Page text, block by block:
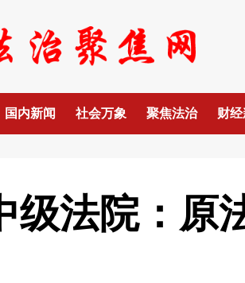
国内新闻 社会万象 聚焦法治 财
级法院：原